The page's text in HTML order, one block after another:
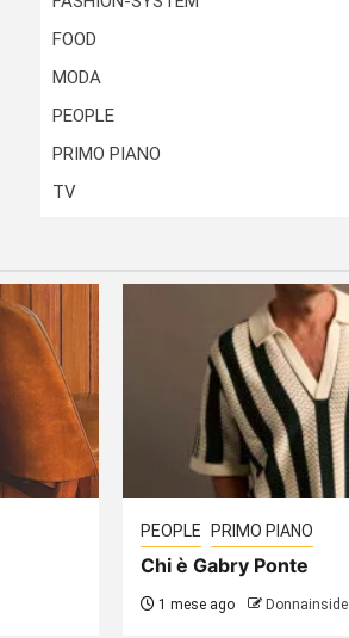
FOOD
MODA
PEOPLE
PRIMO PIANO
TV
PEOPLE PRIMO PIANO
Chi è Gabry Ponte
1 mese ago Donnainside